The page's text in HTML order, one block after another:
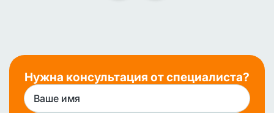
Нужна консультация от специалиста?